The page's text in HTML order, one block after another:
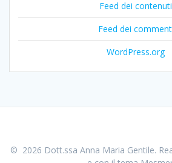
Feed dei contenuti
Feed dei
WordPress.org
© 2026 Dott.ssa Anna Maria Gentile.